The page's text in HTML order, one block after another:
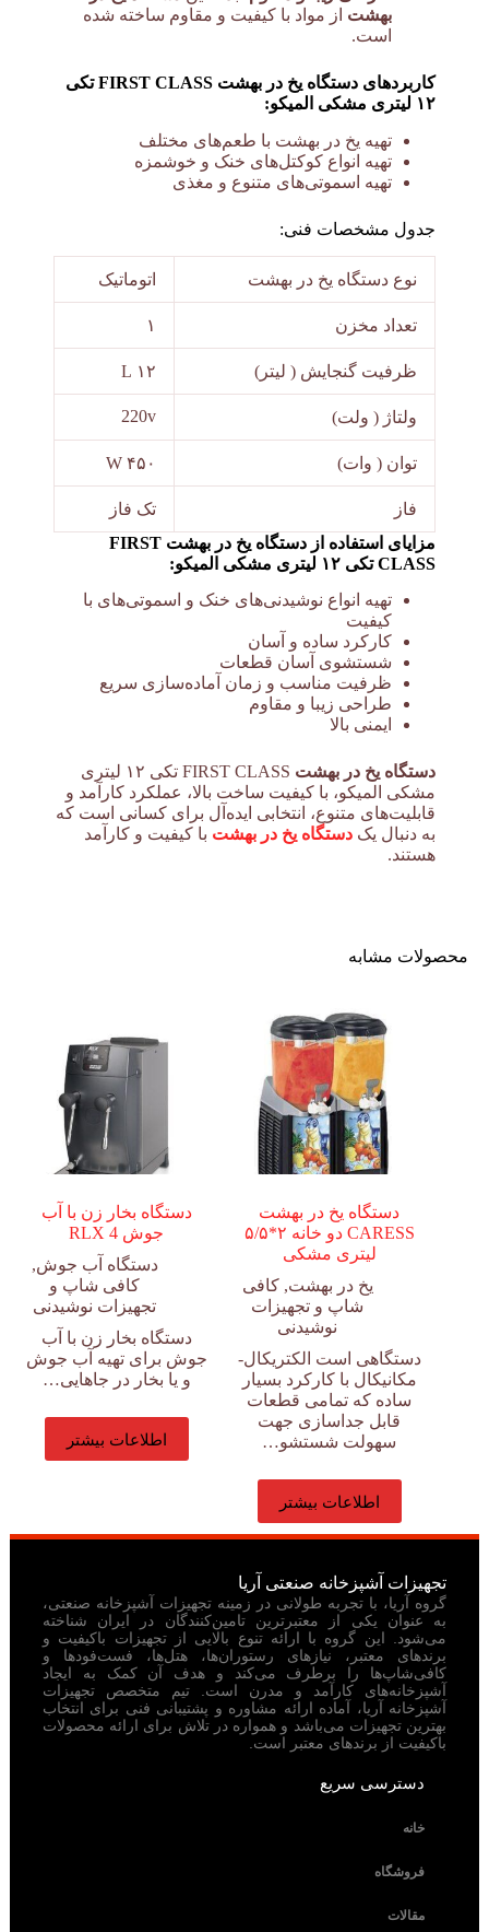
بهشت از مواد با کیفیت و مقاوم ساخته شده
است.
کاربردهای دستگاه یخ در بهشت FIRST CLASS تکی
۱۲ لیتری مشکی المیکو:
تهیه یخ در بهشت با طعم‌های مختلف
تهیه انواع کوکتل‌های خنک و خوشمزه
تهیه اسموتی‌های متنوع و مغذی
جدول مشخصات فنی:
نوع دستگاه یخ در بهشت اتوماتیک
تعداد مخزن ۱
ظرفیت گنجایش ( لیتر) ۱۲ L
ولتاژ ( ولت) 220v
توان ( وات) ۴۵۰ W
فاز
تک فاز
مزایای استفاده از دستگاه یخ در بهشت FIRST
CLASS تکی ۱۲ لیتری مشکی المیکو:
تهیه انواع نوشیدنی‌های خنک و اسموتی‌های با
کیفیت
کارکرد ساده و آسان
شستشوی آسان قطعات
ظرفیت مناسب و زمان آماده‌سازی سریع
طراحی زیبا و مقاوم
ایمنی بالا
دستگاه یخ در بهشت
FIRST CLASS تکی ۱۲ لیتری
مشکی المیکو، با کیفیت ساخت بالا، عملکرد کارآمد و
قابلیت‌های متنوع، انتخابی ایده‌آل برای کسانی است که
به دنبال یک دستگاه یخ در بهشت با کیفیت و کارآمد
هستند.
محصولات مشابه
دستگاه یخ در بهشت
CARESS دو خانه ۲*۵/۵
لیتری مشکی
یخ در بهشت,کافی
شاپ و تجهیزات
نوشیدنی
دستگاهی است الکتریکال-
مکانیکال با کارکرد بسیار
ساده که تمامی قطعات
قابل جداسازی جهت
سهولت شستشو…
اطلاعات بیشتر
دستگاه بخار زن با آب
جوش RLX 4
دستگاه آب جوش,
کافی شاپ و
تجهیزات نوشیدنی
دستگاه بخار زن با آب
جوش برای تهیه آب جوش
و یا بخار در جاهایی…
اطلاعات بیشتر
تجهیزات آشپزخانه صنعتی آریا
گروه آریا، با تجربه طولانی در زمینه تجهیزات آشپزخانه صنعتی،
به عنوان یکی از معتبرترین تامین‌کنندگان در ایران شناخته
می‌شود. این گروه با ارائه تنوع بالایی از تجهیزات باکیفیت و
برندهای معتبر، نیازهای رستوران‌ها، هتل‌ها، فست‌فودها و
کافی‌شاپ‌ها را برطرف می‌کند و هدف آن کمک به ایجاد
آشپزخانه‌های کارآمد و مدرن است. تیم متخصص تجهیزات
آشپزخانه آریا، آماده ارائه مشاوره و پشتیبانی فنی برای انتخاب
بهترین تجهیزات می‌باشد و همواره در تلاش برای ارائه محصولات
باکیفیت از برندهای معتبر است.
دسترسی سریع
خانه
فروشگاه
مقالات